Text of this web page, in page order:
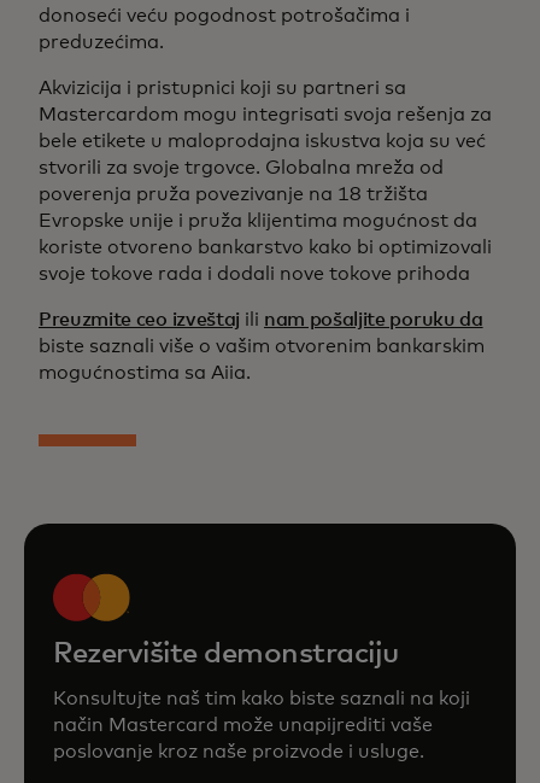
donoseći veću pogodnost potrošačima i
preduzećima.
Akvizicija i pristupnici koji su partneri sa
Mastercardom mogu integrisati svoja rešenja za
bele etikete u maloprodajna iskustva koja su već
stvorili za svoje trgovce. Globalna mreža od
poverenja pruža povezivanje na 18 tržišta
Evropske unije i pruža klijentima mogućnost da
koriste otvoreno bankarstvo kako bi optimizovali
svoje tokove rada i dodali nove tokove prihoda
Preuzmite ceo izveštaj ili nam pošaljite poruku da
biste saznali više o vašim otvorenim bankarskim
mogućnostima sa Aiia.
Rezervišite demonstraciju
Konsultujte naš tim kako biste saznali na koji
način Mastercard može unapijrediti vaše
poslovanje kroz naše proizvode i usluge.